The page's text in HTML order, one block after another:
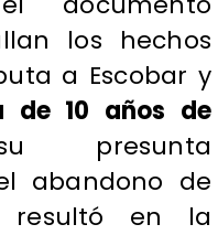
los hechos
a Escobar y
de 10 años de
abandono de
resultó en la